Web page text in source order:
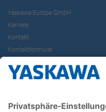
Yaskawa Europe GmbH
Karriere
Kontakt
Kontaktformular